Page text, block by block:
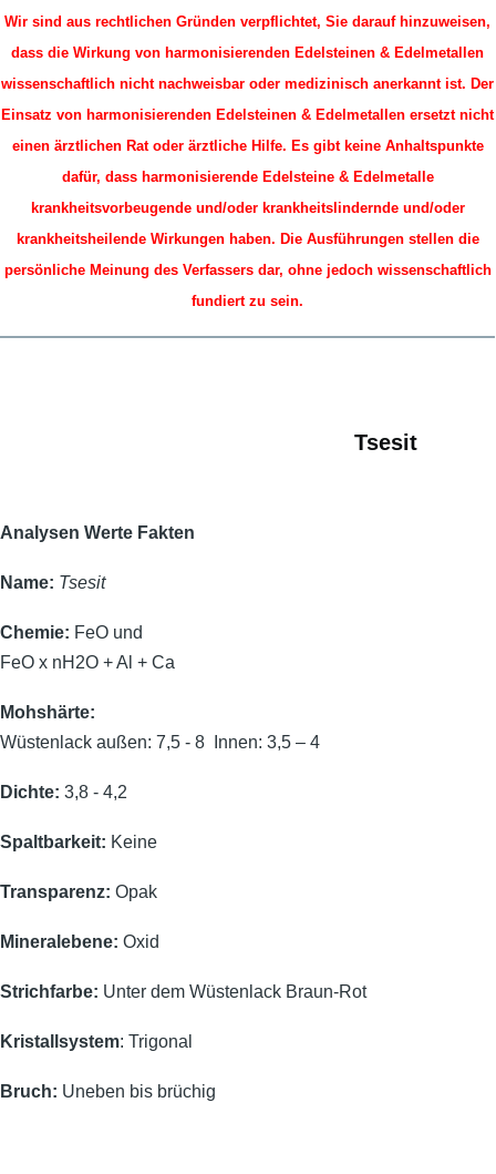
Wir sind aus rechtlichen Gründen verpflichtet, Sie darauf hinzuweisen,
dass die Wirkung von harmonisierenden Edelsteinen & Edelmetallen
wissenschaftlich nicht nachweisbar oder medizinisch anerkannt ist. Der
Einsatz von harmonisierenden Edelsteinen & Edelmetallen ersetzt nicht
einen ärztlichen Rat oder ärztliche Hilfe. Es gibt keine Anhaltspunkte
dafür, dass harmonisierende Edelsteine & Edelmetalle
krankheitsvorbeugende und/oder krankheitslindernde und/oder
krankheitsheilende Wirkungen haben. Die Ausführungen stellen die
persönliche Meinung des Verfassers dar, ohne jedoch wissenschaftlich
fundiert zu sein.
Tsesit
Analysen Werte Fakten
Name: Tsesit
Chemie: FeO und
FeO x nH2O + Al + Ca
Mohshärte:
Wüstenlack außen: 7,5 - 8 Innen: 3,5 – 4
Dichte: 3,8 - 4,2
Spaltbarkeit: Keine
Transparenz: Opak
Mineralebene: Oxid
Strichfarbe: Unter dem Wüstenlack Braun-Rot
Kristallsystem: Trigonal
Bruch: Uneben bis brüchig